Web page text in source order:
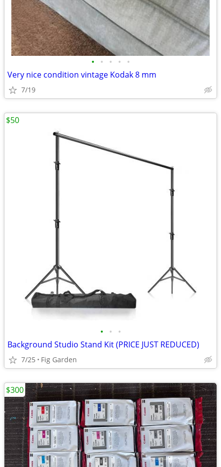
• • • • •
Very nice condition vintage Kodak 8 mm
7/19
• • •
Background Studio Stand Kit (PRICE JUST REDUCED)
7/25 Fig Garden
$50
$300